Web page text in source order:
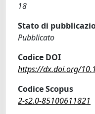
18
Stato di
Pubblicato
Codice DOI
https://dx.doi.org/
Codice Scopus
2-s2.0-85100611821